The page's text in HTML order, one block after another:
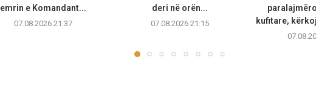
emrin e Komandant...
07.08.2026 21:37
deri në orën...
07.08.2026 21:15
kufitare,